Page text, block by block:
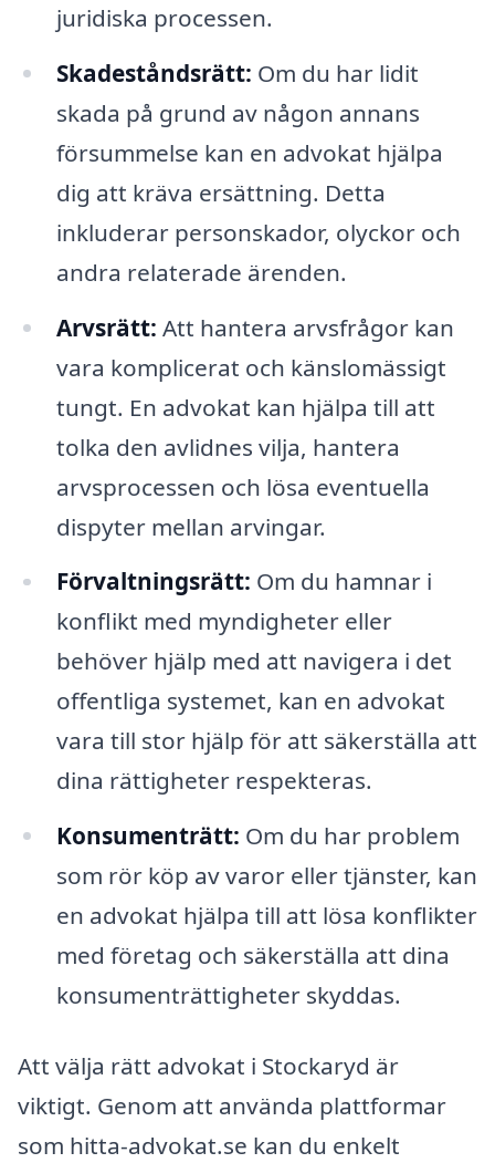
juridiska processen.
Skadeståndsrätt: Om du har lidit
skada på grund av någon annans
försummelse kan en advokat hjälpa
dig att kräva ersättning. Detta
inkluderar personskador, olyckor och
andra relaterade ärenden.
Arvsrätt: Att hantera arvsfrågor kan
vara komplicerat och känslomässigt
tungt. En advokat kan hjälpa till att
tolka den avlidnes vilja, hantera
arvsprocessen och lösa eventuella
dispyter mellan arvingar.
Förvaltningsrätt: Om du hamnar i
konflikt med myndigheter eller
behöver hjälp med att navigera i det
offentliga systemet, kan en advokat
vara till stor hjälp för att säkerställa att
dina rättigheter respekteras.
Konsumenträtt: Om du har problem
som rör köp av varor eller tjänster, kan
en advokat hjälpa till att lösa konflikter
med företag och säkerställa att dina
konsumenträttigheter skyddas.
Att välja rätt advokat i Stockaryd är
viktigt. Genom att använda plattformar
som hitta-advokat.se kan du enkelt